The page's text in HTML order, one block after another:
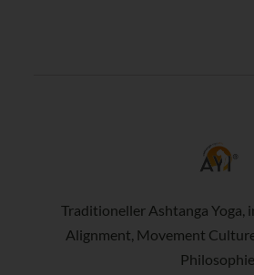
Traditioneller Ashtanga Yoga,
Alignment, Movement
Philosophie